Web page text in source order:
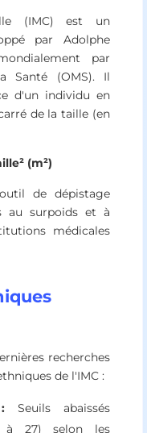
(IMC) est un
par Adolphe
par
Santé (OMS). Il
d'un individu en
de la taille (en
(m²)
de dépistage
au surpoids et à
médicales
recherches
de l'IMC :
Seuils abaissés
à 27) selon les